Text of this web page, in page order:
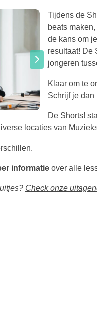
Tijdens de
beats
de kans om
resultaat! De
jongeren
Klaar om te
Schrijf je dan
De Shorts!
locaties van
informatie over alle
Check onze